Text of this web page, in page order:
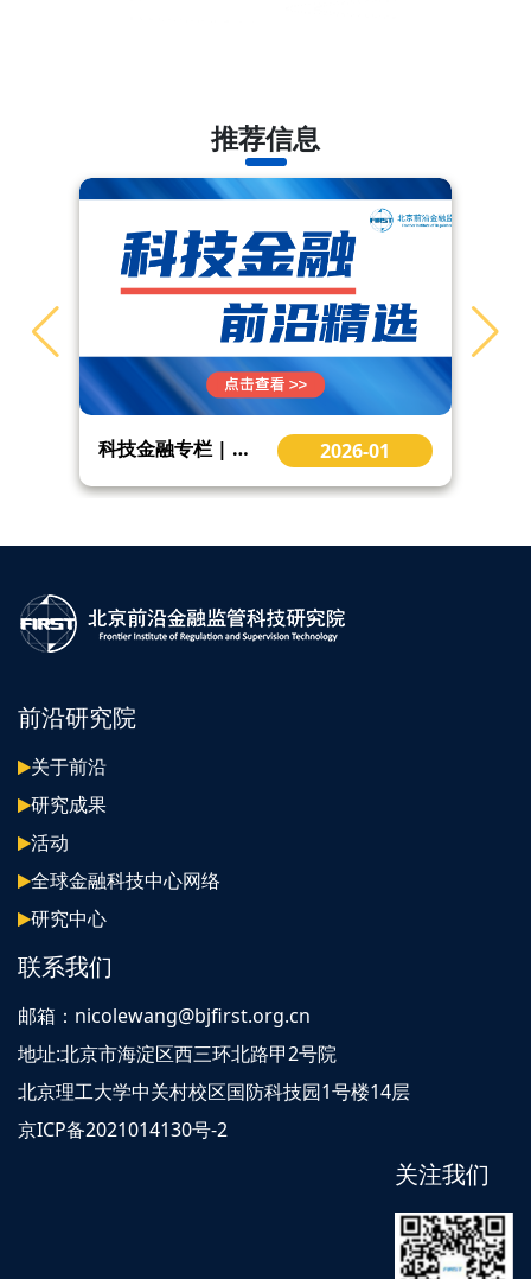
推荐信息
科技金融专栏 | 构建科技金融新型举国体制的创投解法 Venture Capital 2026-01
前沿研究院
关于前沿
研究成果
活动
全球金融科技中心网络
研究中心
联系我们
邮箱：nicolewang@bjfirst.org.cn
地址:北京市海淀区西三环北路甲2号院
北京理工大学中关村校区国防科技园1号楼14层
京ICP备2021014130号-2
关注我们